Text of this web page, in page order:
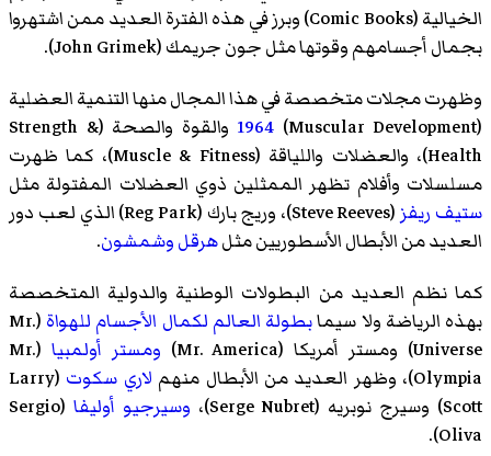
الخيالية
(Comic Books) وبرز في هذه الفترة العديد ممن اشتهروا
بجمال أجسامهم وقوتها مثلجون جريمك(John Grimek).
وظهرت مجلات متخصصة في هذا المجال منهاالتنمية العضلية
(Muscular Development)
1964 والقوة والصحة (Strength &
Health)،
والعضلات واللياقة
(Muscle & Fitness)، كما ظهرت
مسلسلات وأفلام تظهر الممثلين ذوي العضلات المفتولة مثل
ستيف ريفز (Steve Reeves)، وريج بارك
(Reg Park) الذي لعب دور
العديد من الأبطال الأسطوريين مثلهرقلوشمشون.
كما نظم العديد من البطولات الوطنية والدولية المتخصصة
بهذه الرياضة ولا سيمابطولة العالم لكمال الأجسام للهواة (Mr.
Universe) ومستر أمريكا(Mr. America) ومستر أولمبيا (Mr.
Olympia)، وظهر العديد من الأبطال منهم
لاري سكوت (Larry
Scott) وسيرج نوبريه (Serge Nubret)، وسيرجيو أوليفا (Sergio
Oliva).